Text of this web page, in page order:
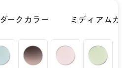
ダークカラー ミディアムカ